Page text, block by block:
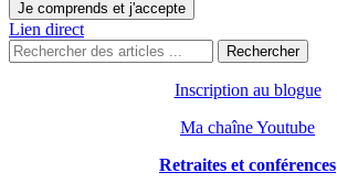
Je comprends et j'accepte
Lien direct
Rechercher
Inscription au blogue
Ma chaîne Youtube
Retraites et conférences